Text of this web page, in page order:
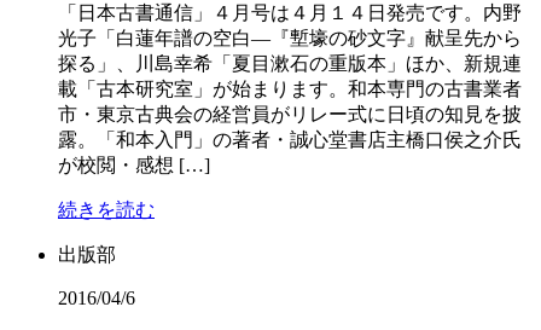
「日本古書通信」４月号は４月１４日発売です。内野
光子「白蓮年譜の空白―『塹壕の砂文字』献呈先から
探る」、川島幸希「夏目漱石の重版本」ほか、新規連
載「古本研究室」が始まります。和本専門の古書業者
市・東京古典会の経営員がリレー式に日頃の知見を披
露。「和本入門」の著者・誠心堂書店主橋口侯之介氏
が校閲・感想 […]
続きを読む
出版部
2016/04/6